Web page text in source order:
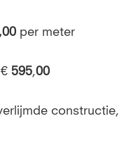
per meter
595,00
constructie,